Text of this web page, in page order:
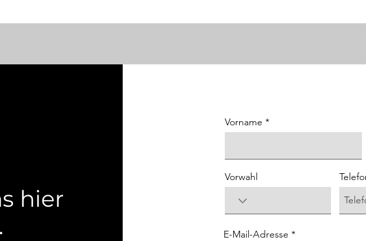
hier
Vorname
Vorwahl
E-Mail-Adresse